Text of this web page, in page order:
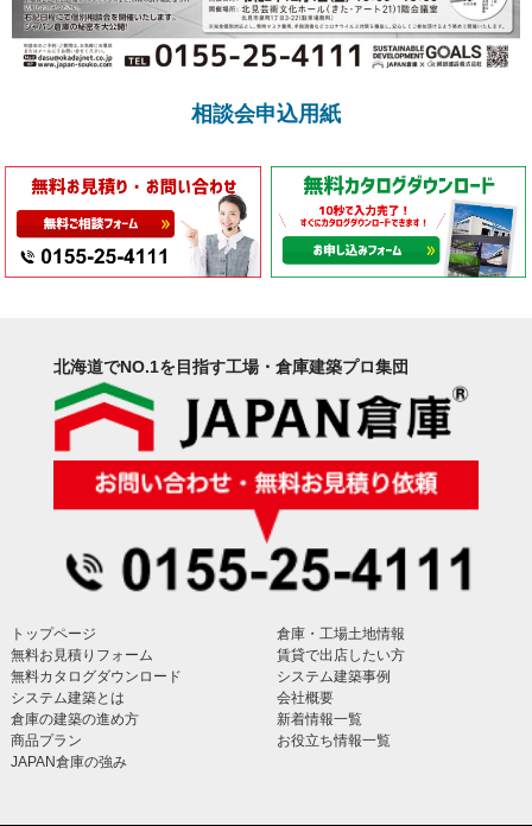
相談会申込用紙
北海道でNO.1を目指す工場・倉庫建築プロ集団
トップページ
無料お見積りフォーム
無料カタログダウンロード
システム建築とは
倉庫の建築の進め方
商品プラン
JAPAN倉庫の強み
倉庫・工場土地情報
賃貸で出店したい方
システム建築事例
会社概要
新着情報一覧
お役立ち情報一覧